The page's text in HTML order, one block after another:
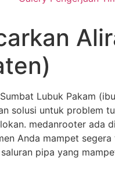
Lubuk Pakam
solusi untuk problem
medanrooter ada
Anda mampet
pipa yang